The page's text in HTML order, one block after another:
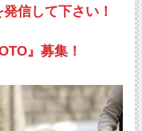
信して下さい！
』募集！